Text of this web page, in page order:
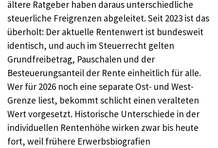
ältere Ratgeber haben daraus unterschiedliche
steuerliche Freigrenzen abgeleitet. Seit 2023 ist das
überholt: Der aktuelle Rentenwert ist bundesweit
identisch, und auch im Steuerrecht gelten
Grundfreibetrag, Pauschalen und der
Besteuerungsanteil der Rente einheitlich für alle.
Wer für 2026 noch eine separate Ost- und West-
Grenze liest, bekommt schlicht einen veralteten
Wert vorgesetzt. Historische Unterschiede in der
individuellen Rentenhöhe wirken zwar bis heute
fort, weil frühere Erwerbsbiografien